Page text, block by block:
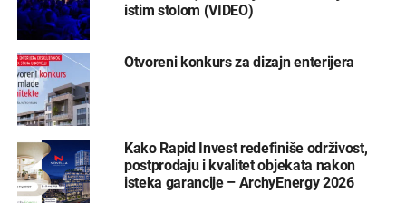
istim stolom (VIDEO)
Otvoreni konkurs za dizajn enterijera
Kako Rapid Invest redefiniše održivost,
postprodaju i kvalitet objekata nakon
isteka garancije – ArchyEnergy 2026